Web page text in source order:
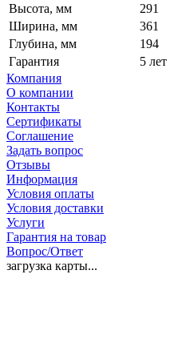
Высота, мм
291
Ширина, мм
361
Глубина, мм
194
Гарантия
5 лет
Компания
О компании
Контакты
Сертификаты
Соглашение
Задать вопрос
Отзывы
Информация
Условия оплаты
Условия доставки
Услуги
Гарантия на товар
Вопрос/Ответ
загрузка карты...